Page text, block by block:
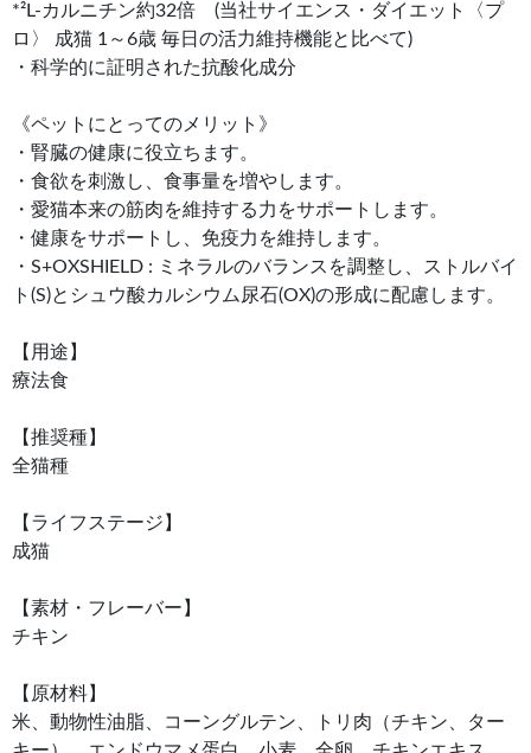
*²L-カルニチン約32倍 (当社サイエンス・ダイエット〈プ
ロ〉 成猫 1～6歳 毎日の活力維持機能と比べて)
・科学的に証明された抗酸化成分
《ペットにとってのメリット》
・腎臓の健康に役立ちます。
・食欲を刺激し、食事量を増やします。
・愛猫本来の筋肉を維持する力をサポートします。
・健康をサポートし、免疫力を維持します。
・S+OXSHIELD : ミネラルのバランスを調整し、ストルバイ
ト(S)とシュウ酸カルシウム尿石(OX)の形成に配慮します。
【用途】
療法食
【推奨種】
全猫種
【ライフステージ】
成猫
【素材・フレーバー】
チキン
【原材料】
米、動物性油脂、コーングルテン、トリ肉（チキン、ター